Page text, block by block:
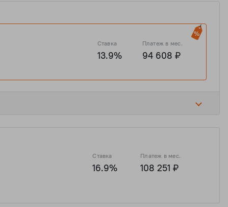
Ставка
13.9%
Платеж в мес.
94 608 ₽
Ставка
16.9%
Платеж в мес.
108 251 ₽